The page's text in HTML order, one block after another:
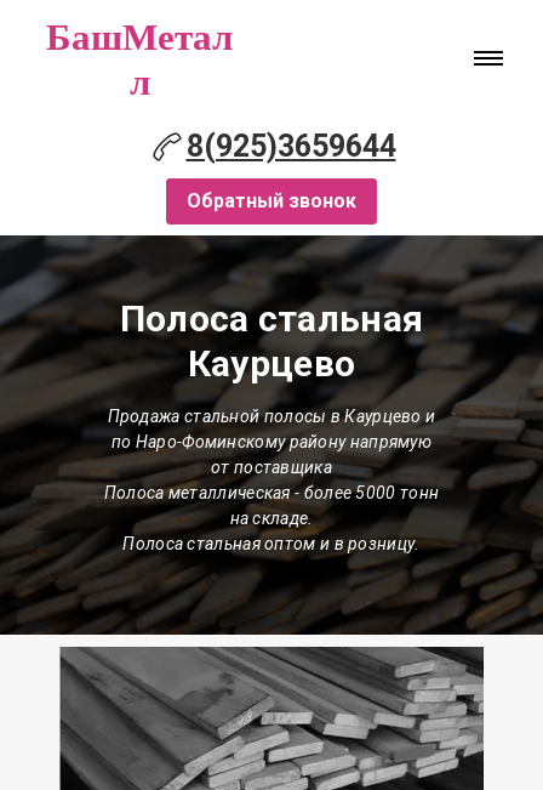
БашМетал
л
8(925)3659644
Обратный звонок
Полоса стальная
Каурцево
Продажа стальной полосы в Каурцево и
по Наро-Фоминскому району напрямую
от поставщика
Полоса металлическая- более 5000 тонн
на складе.
Полоса стальная оптом и в розницу.